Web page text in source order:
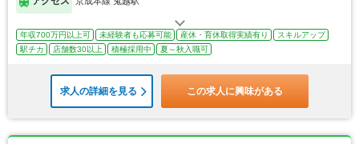
年収700万円以上可 未経験者も応募可能 産休・育休取得実績有り
スキルアップ
駅チカ
店舗数30以上 積極採用中 夏～秋入職可
求人の詳細を見る この求人に興味がある